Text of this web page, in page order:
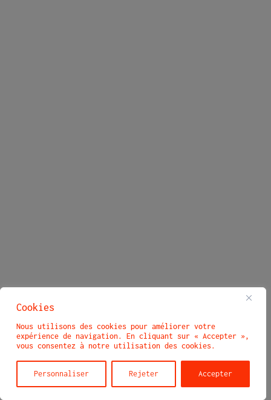
Cookies
Nous utilisons des cookies pour améliorer votre
expérience de navigation. En cliquant sur « Accepter »,
vous consentez à notre utilisation des cookies.
Personnaliser Rejeter Accepter